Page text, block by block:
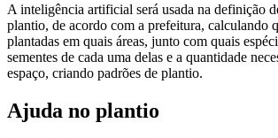
A inteligência artificial será usada na definição
plantio, de acordo com a prefeitura, calculando
plantadas em quais áreas, junto com quais
sementes de cada uma delas e a quantidade
espaço, criando padrões de plantio.
Ajuda no plantio